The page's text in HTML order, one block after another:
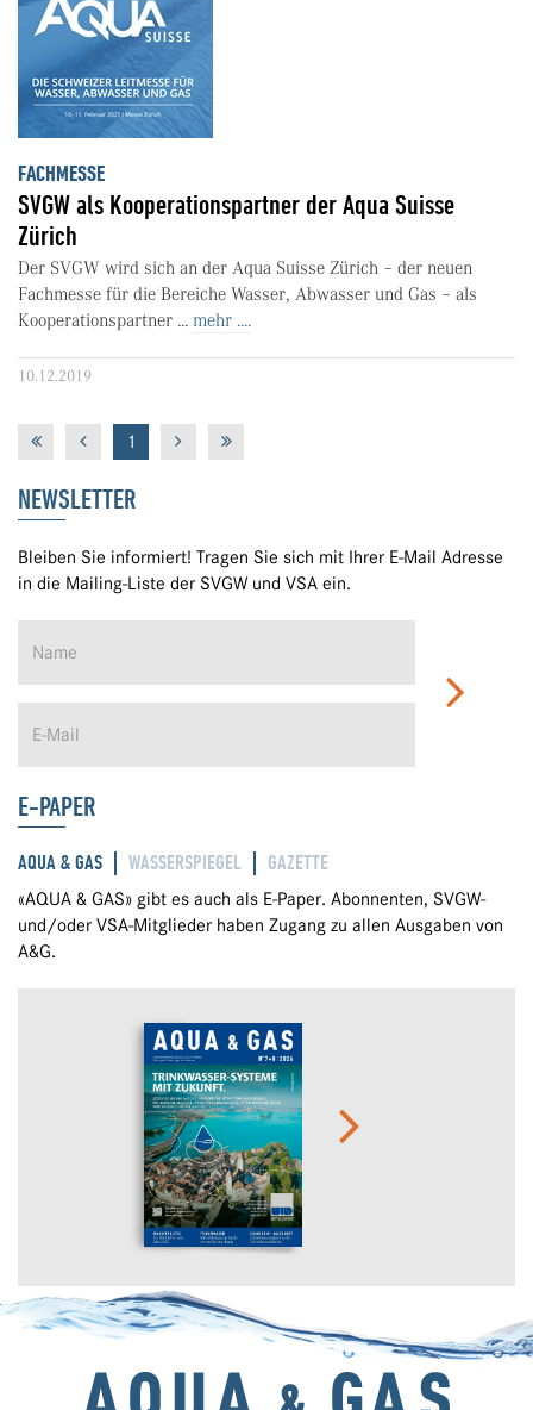
FACHMESSE
SVGW als Kooperationspartner der Aqua Suisse
Zürich
Der SVGW wird sich an der Aqua Suisse Zürich – der neuen
Fachmesse für die Bereiche Wasser, Abwasser und Gas – als
Kooperationspartner ... mehr ....
10.12.2019
1
NEWSLETTER
Bleiben Sie informiert! Tragen Sie sich mit Ihrer E-Mail Adresse
in die Mailing-Liste der SVGW und VSA ein.
E-PAPER
AQUA & GAS WASSERSPIEGEL GAZETTE
«AQUA & GAS» gibt es auch als E-Paper. Abonnenten, SVGW-
und/oder VSA-Mitglieder haben Zugang zu allen Ausgaben von
A&G.